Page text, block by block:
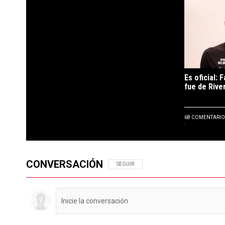
Un artículo
Es oficial:
fue de
68
CONVERSACIÓN SIGA ESTA CONVERSACIÓN PARA RECIBIR
SEGUIR